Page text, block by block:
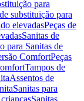
para
substituição para
elevadasPeças de
Sanitas de
para Sanitas de
ComfortPeças
Tampos de
Assentos de
Sanitas para
Sanitas